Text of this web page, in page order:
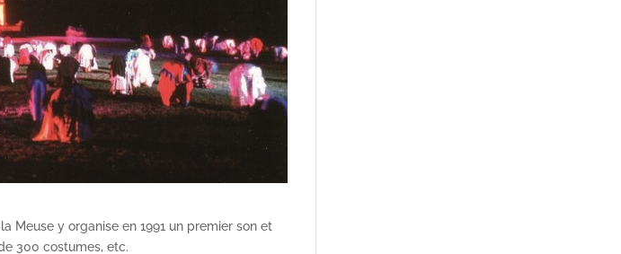
Meuse y organise en 1991 un premier son et
300 costumes, etc.